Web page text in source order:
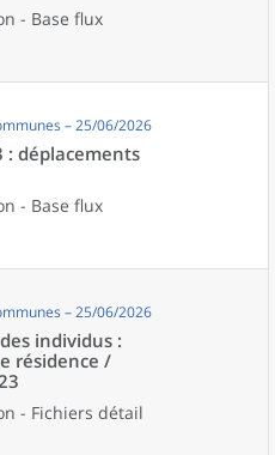
- Base flux
– 25/06/2026
: déplacements
- Base flux
– 25/06/2026
individus :
résidence /
- Fichiers détail